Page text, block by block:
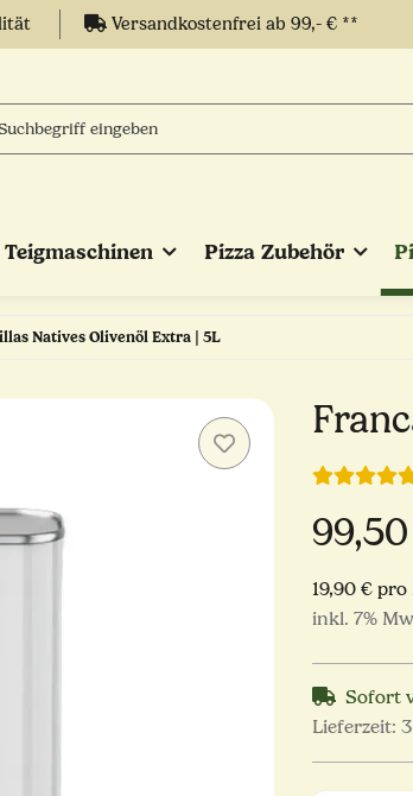
Versandkostenfrei ab 99,- € **
Teigmaschinen Pizza Zubehör
Natives Olivenöl Extra | 5L
19,90 € pro
inkl. 7%
Sofort
Lieferzeit: